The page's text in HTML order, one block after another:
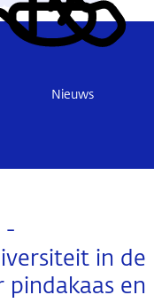
voorDNB
Nieuws
-
in de
pindakaas en